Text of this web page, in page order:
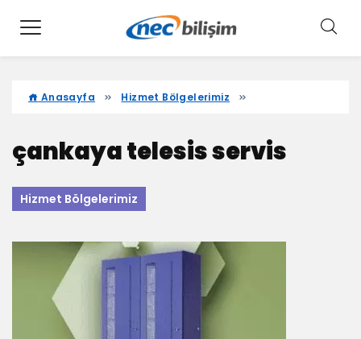
Anasayfa Hizmet Bölgelerimiz
çankaya telesis servis
Hizmet Bölgelerimiz